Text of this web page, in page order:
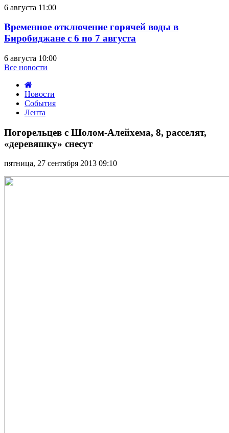
6 августа 11:00
Временное отключение горячей воды в
Биробиджане с 6 по 7 августа
6 августа 10:00
Все новости
Новости
События
Лента
с
Шолом-
Алейхема,
расселят,
«деревяшку»
Погорельцев с Шолом-Алейхема, 8, расселят,
«деревяшку» снесут
пятница, 27 сентября 2013 09:10